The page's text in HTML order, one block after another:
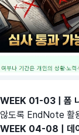
WEEK 01-03 | 폼
않도록 EndNote 활
WEEK 04-08 | 데이